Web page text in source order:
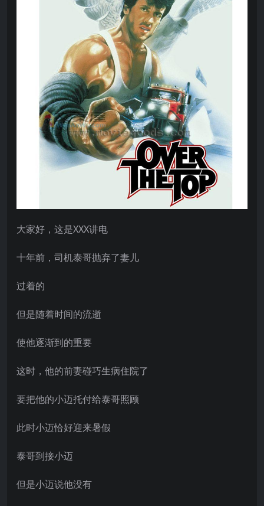
大家好，这是XXX讲电
十年前，司机泰哥抛弃了妻儿
过着的
但是随着时间的流逝
使他逐渐到的重要
这时，他的前妻碰巧生病住院了
要把他的小迈托付给泰哥照顾
此时小迈恰好迎来暑假
泰哥到接小迈
但是小迈说他没有